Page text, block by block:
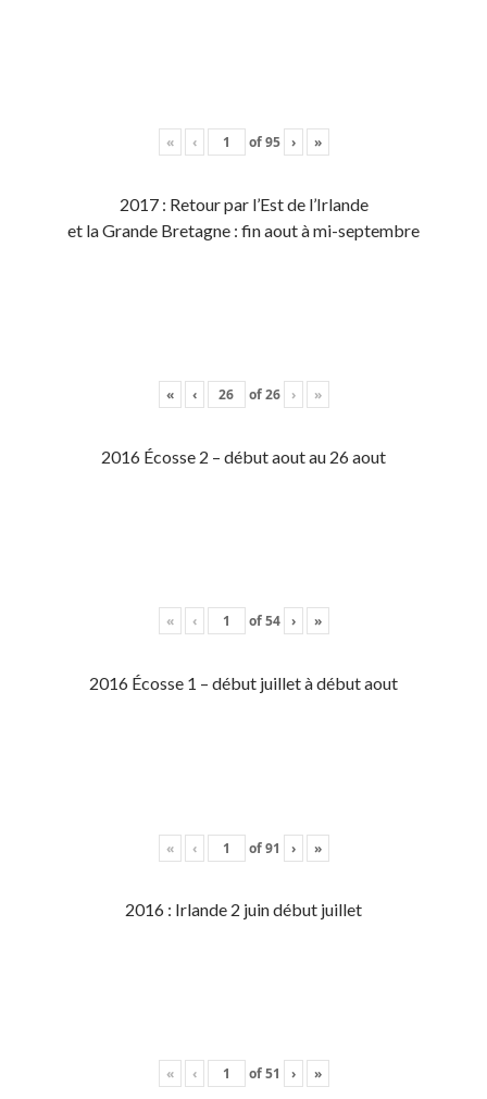
« ‹ of95 › »
2017 : Retour par l’Est de l’Irlande
et la Grande Bretagne : fin aout à mi-septembre
« ‹ of26 › »
2016 Écosse 2 – début aout au 26 aout
« ‹ of54 › »
2016 Écosse 1 – début juillet à début aout
« ‹ of91 › »
2016 : Irlande 2 juin début juillet
« ‹ of51 › »